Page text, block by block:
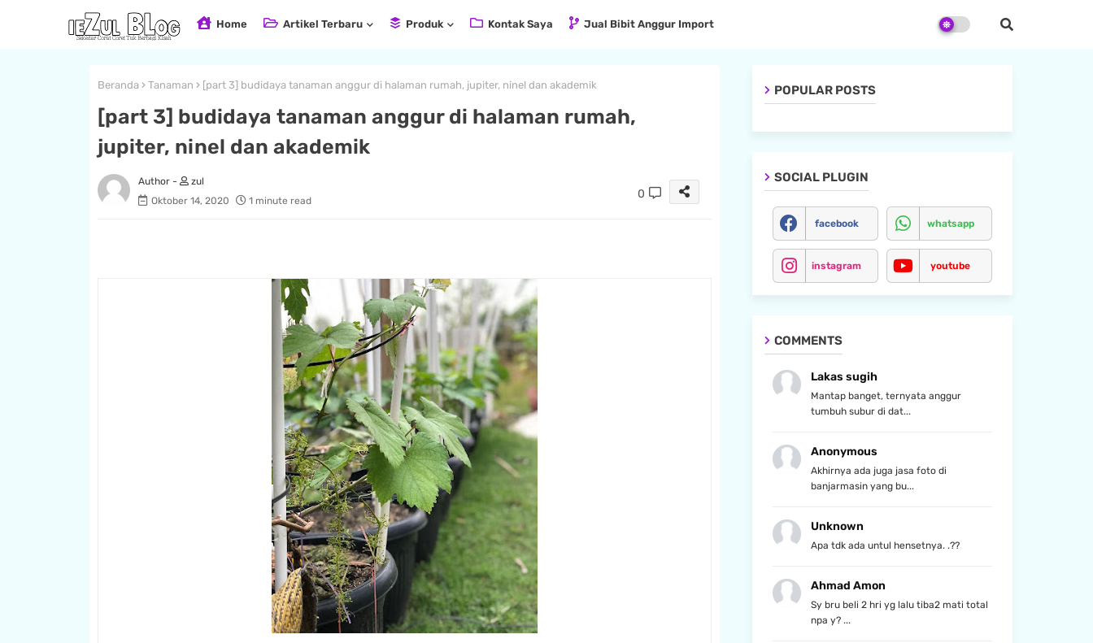
Home Artikel Terbaru Produk Kontak Saya Jual Bibit Anggur Import
Beranda Tanaman [part 3] budidaya tanaman anggur di halaman rumah, jupiter, ninel dan akademik
[part 3] budidaya tanaman anggur di halaman rumah,
jupiter, ninel dan akademik
zul
Oktober 14, 2020
1 minute read
0
POPULAR POSTS
SOCIAL PLUGIN
facebook whatsapp
instagram youtube
COMMENTS
Lakas sugih
Mantap banget, ternyata anggur
tumbuh subur di dat...
Anonymous
Akhirnya ada juga jasa foto di
banjarmasin yang bu...
Unknown
Apa tdk ada untul hensetnya. .??
Ahmad Amon
Sy bru beli 2 hri yg lalu tiba2 mati total
npa y? ...